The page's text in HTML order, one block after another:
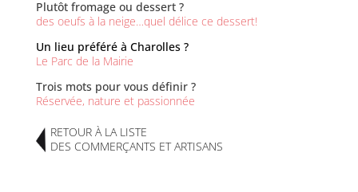
Plutôt fromage ou dessert ?
des oeufs à la neige…quel délice ce dessert!
Un lieu préféré à Charolles ?
Le Parc de la Mairie
Trois mots pour vous définir ?
Réservée, nature et passionnée
RETOUR À LA LISTE
DES COMMERÇANTS ET ARTISANS